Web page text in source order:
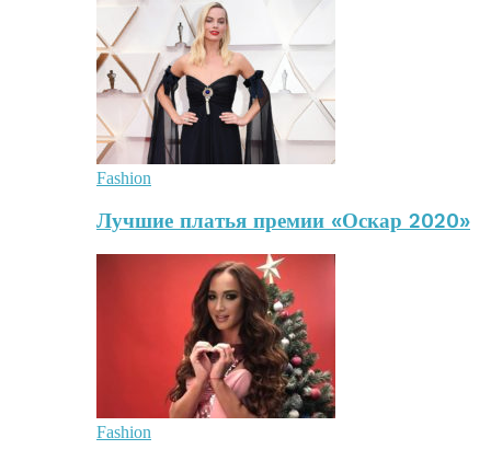
Fashion
Лучшие платья премии «Оскар 2020»
Fashion